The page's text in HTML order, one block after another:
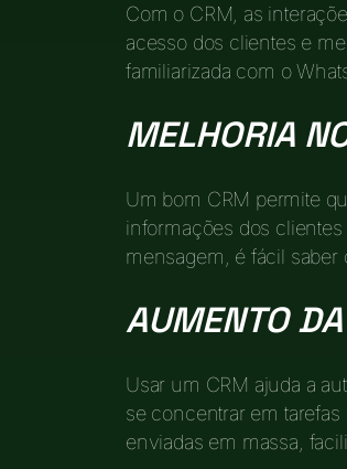
Com o CRM, as
acesso dos clientes e
familiarizada com o
MELHORIA
Um bom CRM permite
informações dos
mensagem, é fácil saber
AUMENTO
Usar um CRM ajuda a
se concentrar em
enviadas em massa,